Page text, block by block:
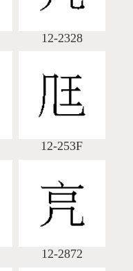
12-2328
12-253F
12-2872